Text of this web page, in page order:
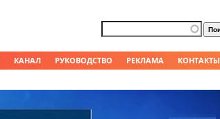
КАНАЛ РУКОВОДСТВО РЕКЛАМА КОНТАКТЫ
Форма поиска
Поиск